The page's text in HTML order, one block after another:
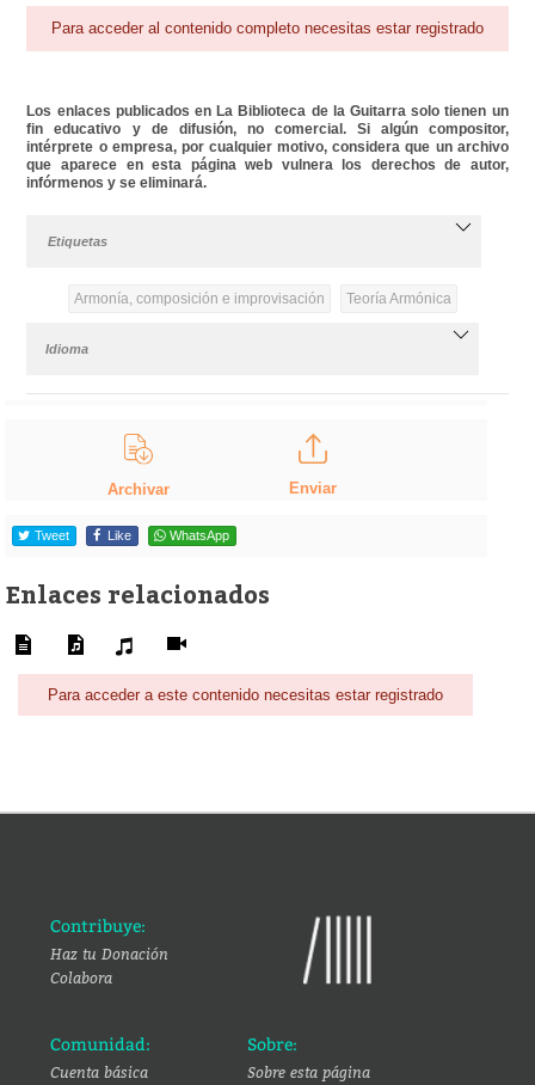
Para acceder al contenido completo necesitas estar registrado
Los enlaces publicados en La Biblioteca de la Guitarra solo tienen un
fin educativo y de difusión, no comercial. Si algún compositor,
intérprete o empresa, por cualquier motivo, considera que un archivo
que aparece en esta página web vulnera los derechos de autor,
infórmenos y se eliminará.
Etiquetas
Armonía, composición e improvisación Teoría Armónica
Idioma
Archivar Enviar
Tweet Like WhatsApp
Enlaces relacionados
Para acceder a este contenido necesitas estar registrado
Contribuye:
Haz tu Donación
Colabora
Comunidad:
Cuenta básica
Sobre:
Sobre esta página